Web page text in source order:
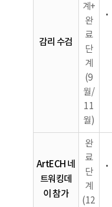
감리 수검
계+
완
료
단
계
(9
월/
11
월)
ArtECH 네
트워킹데
이 참가
완
료
단
계
(12